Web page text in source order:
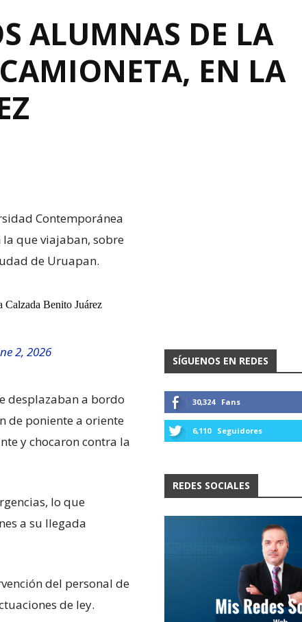
ALUMNAS DE LA
EN LA
Contemporánea
la que viajaban, sobre
de Uruapan.
Benito Juárez
2, 2026
desplazaban a bordo
de poniente a oriente
y chocaron contra la
lo que
a su llegada
del personal de
de ley.
SÍGUENOS EN REDES
30,324 Fans
6,110 Seguidores
REDES SOCIALES